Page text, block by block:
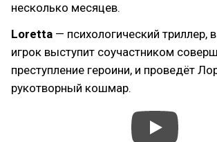
несколько месяцев.
Loretta — психологический триллер,
игрок выступит соучастником
преступление героини, и проведёт
рукотворный кошмар.